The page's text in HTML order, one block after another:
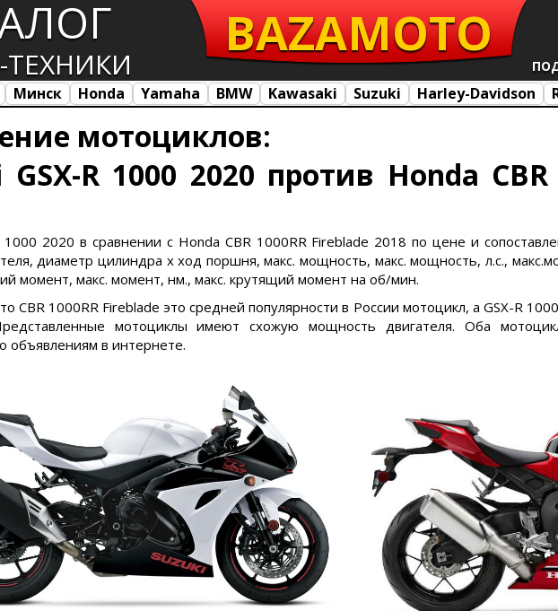
BAZAMOTO
Минск Honda Yamaha BMW Kawasaki Suzuki Harley-Davidson
мотоциклов:
GSX-R 1000 2020 против Honda
1000 2020 в сравнении с Honda CBR 1000RR Fireblade 2018 по цене и
диаметр цилиндра х ход поршня, макс. мощность, макс. мощность, л.с.,
момент, макс. момент, нм., макс. крутящий момент на об/мин.
CBR 1000RR Fireblade это средней популярности в России мотоцикл, а GSX-R
мотоциклы имеют схожую мощность двигателя. Оба
объявлениям в интернете.